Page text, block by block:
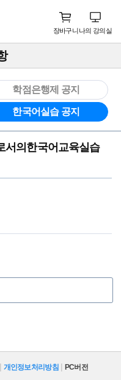
장바구니나의 강의실
학점은행제 공지
한국어실습 공지
서의한국어교육실습
개인정보처리방침 PC버전